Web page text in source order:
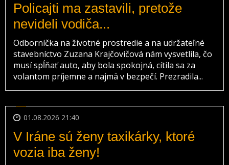
Policajti ma zastavili, pretože
nevideli vodiča...
Odborníčka na životné prostredie a na udržateľné
stavebníctvo Zuzana Krajčovičová nám vysvetlila, čo
musí spĺňať auto, aby bola spokojná, cítila sa za
volantom príjemne a najmä v bezpečí. Prezradila...
01.08.2026 21:40
V Iráne sú ženy taxikárky, ktoré
vozia iba ženy!